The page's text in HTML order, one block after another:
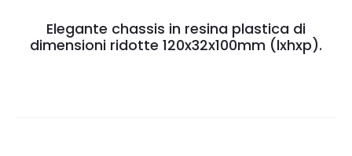
Elegante chassis in resina plastica di
dimensioni ridotte 120x32x100mm (lxhxp).